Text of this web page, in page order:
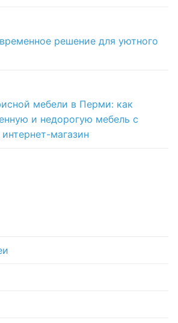
решение для уютного
мебели в Перми: как
и недорогую мебель с
магазин